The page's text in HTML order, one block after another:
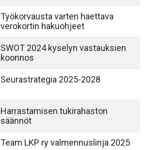
Työkorvausta varten haettava
verokortin hakuohjeet
SWOT 2024 kyselyn vastauksien
koonnos
Seurastrategia 2025-2028
Harrastamisen tukirahaston
säännöt
Team LKP ry valmennuslinja 2025